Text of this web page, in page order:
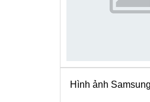
Hình ảnh